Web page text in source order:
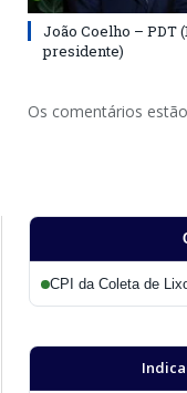
João Coelho – PDT
presidente)
Os comentários
CPI da Coleta de